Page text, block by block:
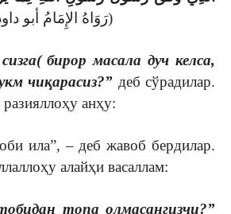
(رَوَاهُ الإِمَامُ أبو
(бирор масала дуч келса,
чиқарасиз?” деб сўрадилар.
анҳу:
ила”, – деб жавоб бердилар.
алайҳи васаллам:
топа олмасангизчи?”